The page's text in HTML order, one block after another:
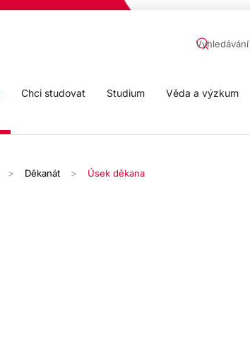
Chci studovat Studium Věda a výzkum
Děkanát Úsek děkana